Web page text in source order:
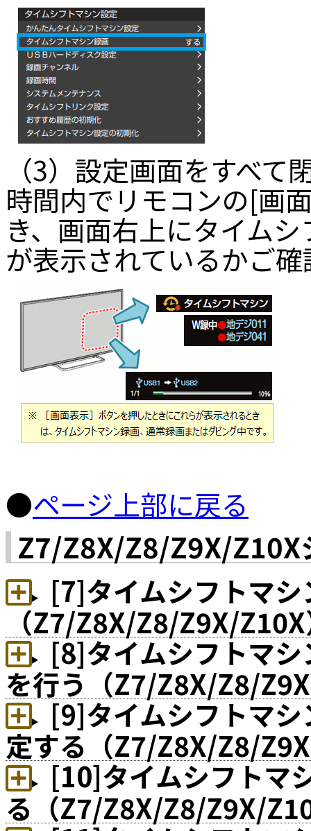
（3）設定画面をすべ
時間内でリモコンの[画
き、画面右上にタイム
が表示されているかご
●ページ上部に戻る
Z7/Z8X/Z8/Z9X/Z10X
[7]タイムシフトマ
（Z7/Z8X/Z8/Z9X/
[8]タイムシフトマ
を行う（Z7/Z8X/Z8/
[9]タイムシフトマ
定する（Z7/Z8X/Z8/
[10]タイムシフトマ
る（Z7/Z8X/Z8/Z9X/